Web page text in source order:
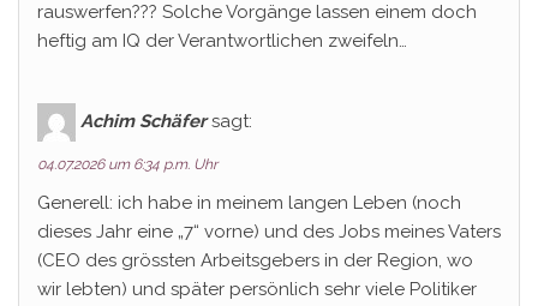
rauswerfen??? Solche Vorgänge lassen einem doch
heftig am IQ der Verantwortlichen zweifeln…
Achim Schäfer sagt:
04.07.2026 um 6:34 p.m. Uhr
Generell: ich habe in meinem langen Leben (noch
dieses Jahr eine „7“ vorne) und des Jobs meines Vaters
(CEO des grössten Arbeitsgebers in der Region, wo
wir lebten) und später persönlich sehr viele Politiker